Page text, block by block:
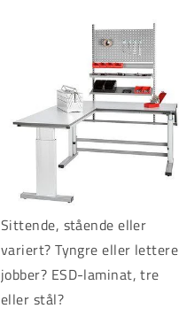
Sittende, stående eller
variert? Tyngre eller lettere
jobber? ESD-laminat, tre
eller stål?